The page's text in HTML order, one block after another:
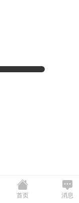
首页 消息